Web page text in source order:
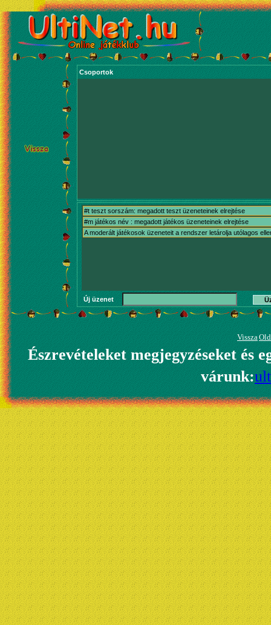
Csoportok
#t teszt sorszám: megadott teszt üzeneteinek elrejtése
#m játékos név : megadott játékos üzeneteinek elrejtése
A moderált játékosok üzeneteit a rendszer letárolja utólagos
Új üzenet
Vissza
Észrevételeket megjegyzéseket és
várunk: